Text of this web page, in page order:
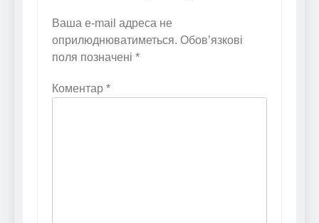
Ваша e-mail адреса не
оприлюднюватиметься. Обов’язкові
поля позначені *
Коментар *